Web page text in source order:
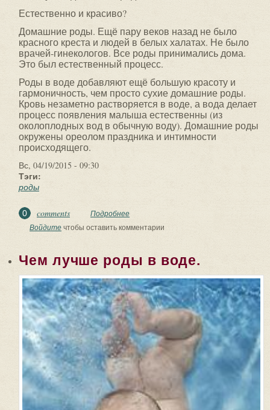
Естественно и красиво?
Домашние роды. Ещё пару веков назад не было
красного креста и людей в белых халатах. Не было
врачей-гинекологов. Все роды принимались дома.
Это был естественный процесс.
Роды в воде добавляют ещё большую красоту и
гармоничность, чем просто сухие домашние роды.
Кровь незаметно растворяется в воде, а вода делает
процесс появления малыша естественны (из
околоплодных вод в обычную воду). Домашние роды
окружены ореолом праздника и интимности
происходящего.
Вс, 04/19/2015 - 09:30
Тэги:
роды
0 comments Подробнее
Войдитечтобы оставить комментарии
Чем лучше роды в воде.